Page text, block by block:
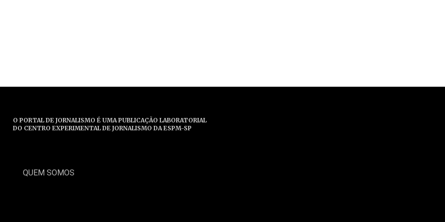
O PORTAL DE JORNALISMO É UMA PUBLICAÇÃO LABORATORIAL
DO CENTRO EXPERIMENTAL DE JORNALISMO DA ESPM-SP
QUEM SOMOS